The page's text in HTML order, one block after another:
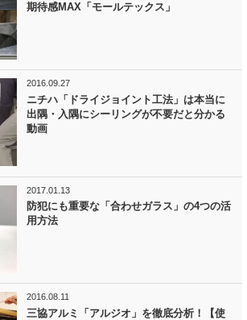
期待感MAX「モールテックス」
2016.09.27
ニチハ「ドライジョイント工法」は本当に
出隅・入隅にシーリングが不要だと分かる
動画
2017.01.13
防犯にも重要な「合わせガラス」の4つの活
用方法
2016.08.11
三協アルミ「アルジオ」を徹底分析！【使